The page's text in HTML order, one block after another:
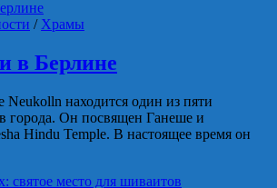
/ Храмы
в Берлине
Neukolln находится один из пяти
города. Он посвящен Ганеше и
Hindu Temple. В настоящее время он